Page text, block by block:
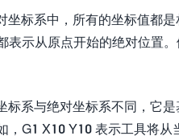
坐标系中，所有的坐标值都
表示从原点开始的绝对位置
标系与绝对坐标系不同，它
G1 X10 Y10 表示工具将